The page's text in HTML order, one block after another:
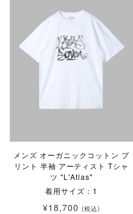
メンズ オーガニックコットン プ
リント 半袖 アーティスト Tシャ
ツ "L'Atlas"
着用サイズ：1
¥18,700 (税込)